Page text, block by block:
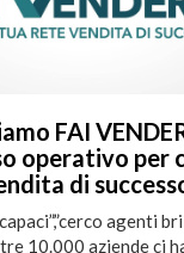
FAI
operativo per
di
agenti
10.000 aziende ci